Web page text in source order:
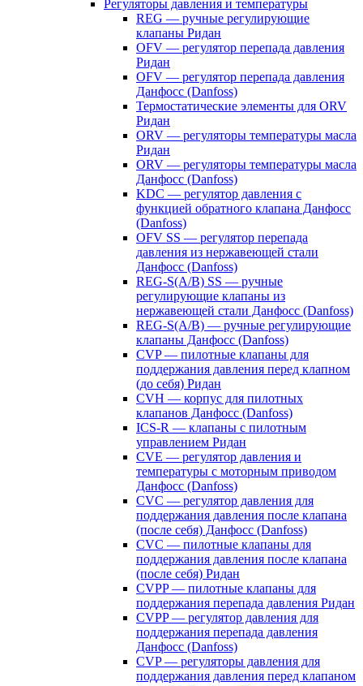
Регуляторы давления и температуры
REG — ручные регулирующие
клапаны Ридан
OFV — регулятор перепада давления
Ридан
OFV — регулятор перепада давления
Данфосс (Danfoss)
Термостатические элементы для ORV
Ридан
ORV — регуляторы температуры масла
Ридан
ORV — регуляторы температуры масла
Данфосс (Danfoss)
KDC — регулятор давления с
функцией обратного клапана Данфосс
(Danfoss)
OFV SS — регулятор перепада
давления из нержавеющей стали
Данфосс (Danfoss)
REG-S(A/B) SS — ручные
регулирующие клапаны из
нержавеющей стали Данфосс (Danfoss)
REG-S(A/B) — ручные регулирующие
клапаны Данфосс (Danfoss)
CVP — пилотные клапаны для
поддержания давления перед клапном
(до себя) Ридан
CVH — корпус для пилотных
клапанов Данфосс (Danfoss)
ICS-R — клапаны с пилотным
управлением Ридан
CVE — регулятор давления и
температуры с моторным приводом
Данфосс (Danfoss)
CVС — регулятор давления для
поддержания давления после клапана
(после себя) Данфосс (Danfoss)
CVС — пилотные клапаны для
поддержания давления после клапана
(после себя) Ридан
CVPP — пилотные клапаны для
поддержания перепада давления Ридан
CVPP — регулятор давления для
поддержания перепада давления
Данфосс (Danfoss)
CVP — регуляторы давления для
поддержания давления перед клапаном